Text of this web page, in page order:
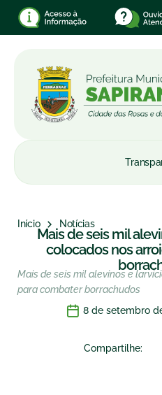
Início Notícias
Mais de seis mil
colocados nos
Mais de seis mil alevinos e
para combater borrachudos
8 de setembro
Compartilhe: